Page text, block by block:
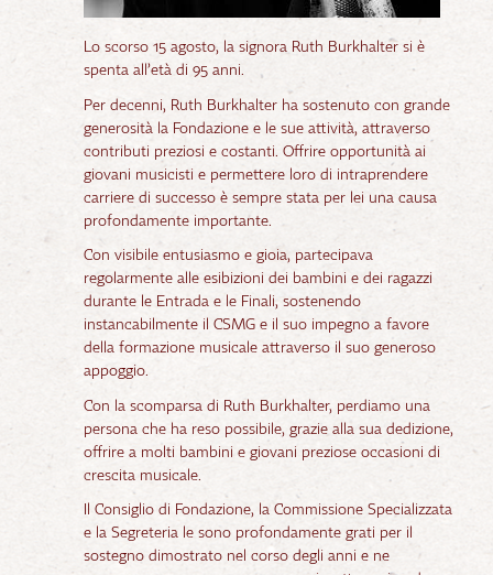
Lo scorso 15 agosto, la signora Ruth Burkhalter si è
spenta all’età di 95 anni.
Per decenni, Ruth Burkhalter ha sostenuto con grande
generosità la Fondazione e le sue attività, attraverso
contributi preziosi e costanti. Offrire opportunità ai
giovani musicisti e permettere loro di intraprendere
carriere di successo è sempre stata per lei una causa
profondamente importante.
Con visibile entusiasmo e gioia, partecipava
regolarmente alle esibizioni dei bambini e dei ragazzi
durante le Entrada e le Finali, sostenendo
instancabilmente il CSMG e il suo impegno a favore
della formazione musicale attraverso il suo generoso
appoggio.
Con la scomparsa di Ruth Burkhalter, perdiamo una
persona che ha reso possibile, grazie alla sua dedizione,
offrire a molti bambini e giovani preziose occasioni di
crescita musicale.
Il Consiglio di Fondazione, la Commissione Specializzata
e la Segreteria le sono profondamente grati per il
sostegno dimostrato nel corso degli anni e ne